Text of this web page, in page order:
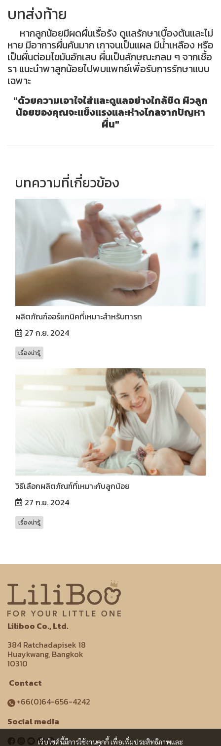
บทส่งท้าย
หากลูกน้อยมีผดผื่นเรื้อรัง ดูแลรักษาเบื้องต้นและไม่
หาย มีอาการผื่นคันมาก เกาจนเป็นแผล มีน้ำเหลือง หรือ
เป็นผื่นต่อมไขมันอักเสบ ผื่นเป็นลักษณะกลม ๆ จากเชื้อ
รา แนะนำพาลูกน้อยไปพบแพทย์เพื่อรับการรักษาแบบ
เฉพาะ
"ด้วยความเอาใจใส่และดูแลอย่างใกล้ชิด ผิวลูก
น้อยของคุณจะแข็งแรงและห่างไกลจากปัญหา
ผื่น"
บทความที่เกี่ยวข้อง
ผลิตภัณฑ์ออร์แกนิคที่เหมาะสำหรับทารก
27 ก.ย. 2024
เรื่องน่ารู้
วิธีเลือกผลิตภัณฑ์ที่เหมาะกับลูกน้อย
27 ก.ย. 2024
เรื่องน่ารู้
เว็บไซต์นี้มีการใช้งานคุกกี้ เพื่อเพิ่มประสิทธิภาพและ
Liliboo Co., Ltd.
384 Ratchadapisek 18
Huaykwang, Bangkok
10310
Contact
+66(0)64-656-4242
Social media